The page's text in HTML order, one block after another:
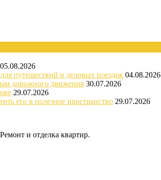
05.08.2026
путешествий и деловых поездок 04.08.2026
дорожного движения 30.07.2026
29.07.2026
его в полезное пространство 29.07.2026
и отделка квартир.